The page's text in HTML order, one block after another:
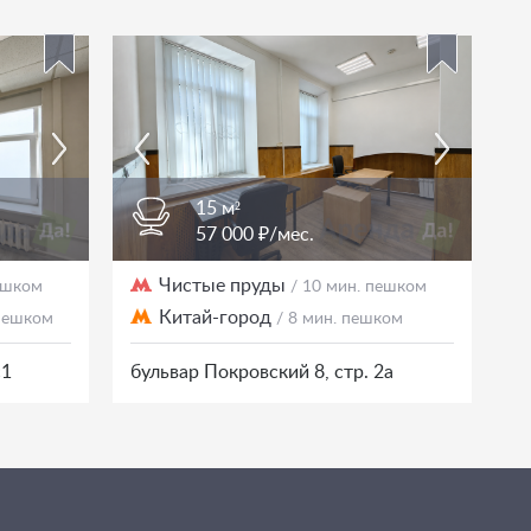
15 м²
57 000 ₽/мес.
Чистые пруды / 10 мин. пешком
Китай-город / 8 мин. пешком
бульвар Покровский 8, стр. 2а